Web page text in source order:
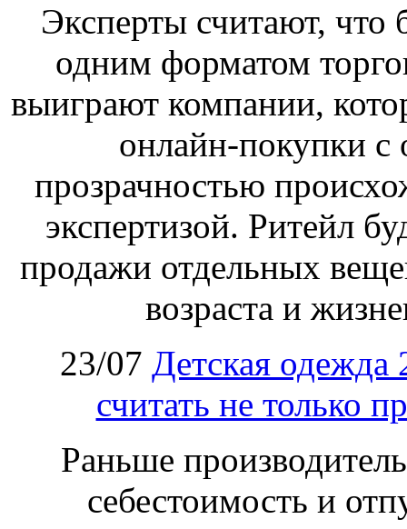
Эксперты считают, что
одним форматом
выиграют компании,
онлайн-покупки с
прозрачностью
экспертизой. Ритейл
продажи отдельных
возраста и
23/07 Детская
считать не только
Раньше
себестоимость и